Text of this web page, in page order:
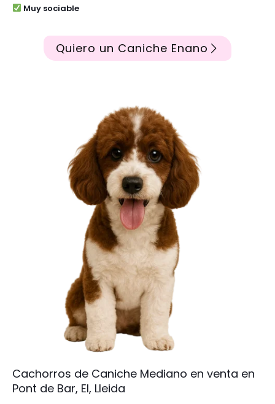
Muy sociable
Quiero un Caniche Enano
Cachorros de Caniche Mediano en venta en
Pont de Bar, El, Lleida